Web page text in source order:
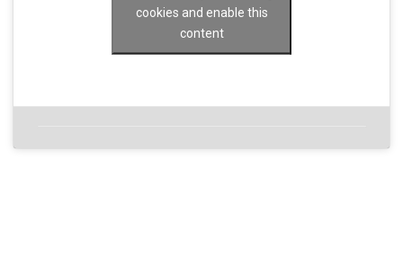
cookies and enable this
content